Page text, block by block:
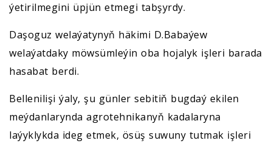
ýetirilmegini üpjün etmegi tabşyrdy.
Daşoguz welaýatynyň häkimi D.Babaýew
welaýatdaky möwsümleýin oba hojalyk işleri barada
hasabat berdi.
Bellenilişi ýaly, şu günler sebitiň bugdaý ekilen
meýdanlarynda agrotehnikanyň kadalaryna
laýyklykda ideg etmek, ösüş suwuny tutmak işleri